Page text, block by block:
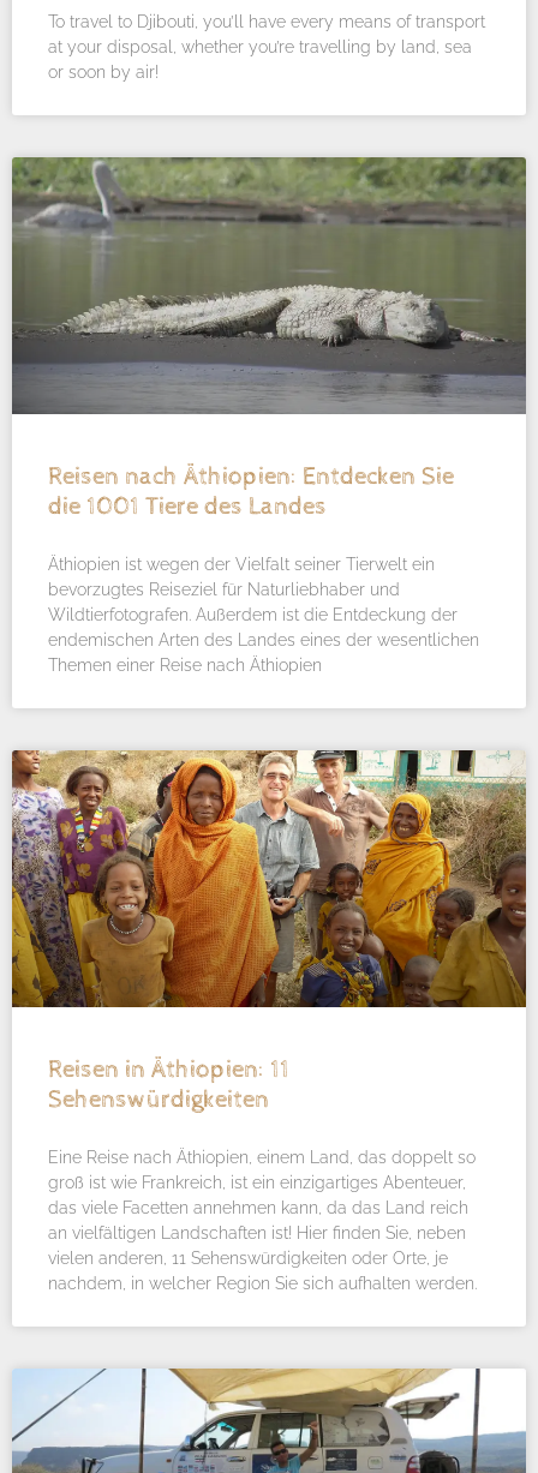
To travel to Djibouti, you’ll have every means of transport
at your disposal, whether you’re travelling by land, sea
or soon by air!
Reisen nach Äthiopien: Entdecken Sie
die 1001 Tiere des Landes
Äthiopien ist wegen der Vielfalt seiner Tierwelt ein
bevorzugtes Reiseziel für Naturliebhaber und
Wildtierfotografen. Außerdem ist die Entdeckung der
endemischen Arten des Landes eines der wesentlichen
Themen einer Reise nach Äthiopien
Reisen in Äthiopien: 11
Sehenswürdigkeiten
Eine Reise nach Äthiopien, einem Land, das doppelt so
groß ist wie Frankreich, ist ein einzigartiges Abenteuer,
das viele Facetten annehmen kann, da das Land reich
an vielfältigen Landschaften ist! Hier finden Sie, neben
vielen anderen, 11 Sehenswürdigkeiten oder Orte, je
nachdem, in welcher Region Sie sich aufhalten werden.